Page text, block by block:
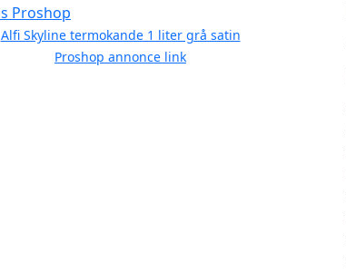
Alfi Skyline termokande 1 liter grå satin
Proshop annonce link